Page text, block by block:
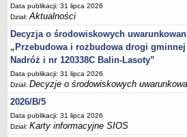
Wójt
Urząd gminy
Jednostki organizacyjne, GOPS,
Jednostki pomocnicze - sołectwa
Plan pracy komisji rewizyjnej
Sesje Rady Gminy Rypin
PRAWO LOKALNE
Statut
Data publikacji: 31 lipca 2026
Dział:Aktualności
Decyzja o środowiskowych
„Przebudowa i rozbudowa drogi gminnej
Nadróż i nr 120338C Balin-Lasoty”
Data publikacji: 31 lipca 2026
Dział:Decyzje o środowiskowych
2026/B/5
Data publikacji: 31 lipca 2026
Dział:Karty informacyjne SIOS